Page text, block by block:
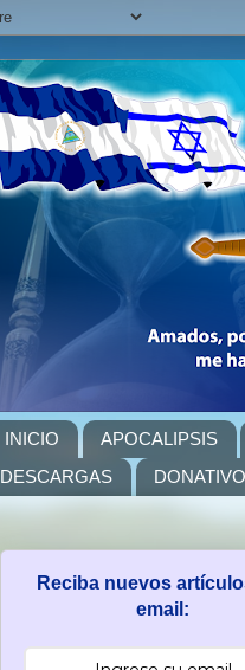
INICIO APOCALIPSIS
DESCARGAS
Reciba nuevos
email: